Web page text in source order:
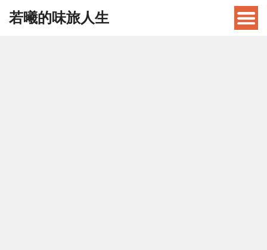
若曦的味旅人生